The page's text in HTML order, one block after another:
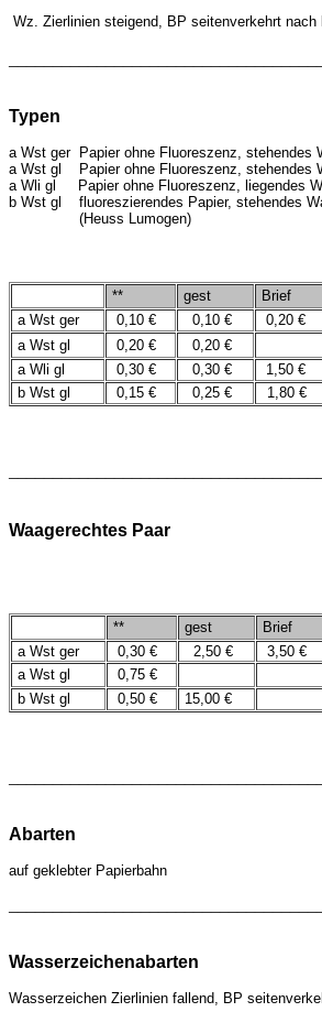
Wz. Zierlinien steigend, BP seitenverkehrt nach
Typen
a Wst ger Papier ohne Fluoreszenz, stehendes
a Wst gl
Papier ohne Fluoreszenz, stehendes
a Wli gl Papier ohne Fluoreszenz, liegendes
b Wst gl fluoreszierendes Papier, stehendes
(Heuss Lumogen)
** gest
Brief
a Wst ger
0,10 € 0,10 €
0,20 €
a Wst gl
0,20 €
0,20 €
a Wli gl
0,30 € 0,30 €
1,50 €
b Wst gl
0,15 € 0,25 € 1,80 €
Waagerechtes Paar
** gest
Brief
a Wst ger
0,30 € 2,50 €
3,50 €
a Wst gl
0,75 €
b Wst gl
0,50 € 15,00 €
Abarten
auf geklebter Papierbahn
Wasserzeichenabarten
Wasserzeichen Zierlinien fallend, BP